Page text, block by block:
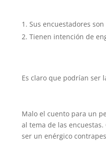
Sus encuestadores
Tienen intención de
Es claro que podrían ser
Malo el cuento para un
al tema de las
ser un enérgico